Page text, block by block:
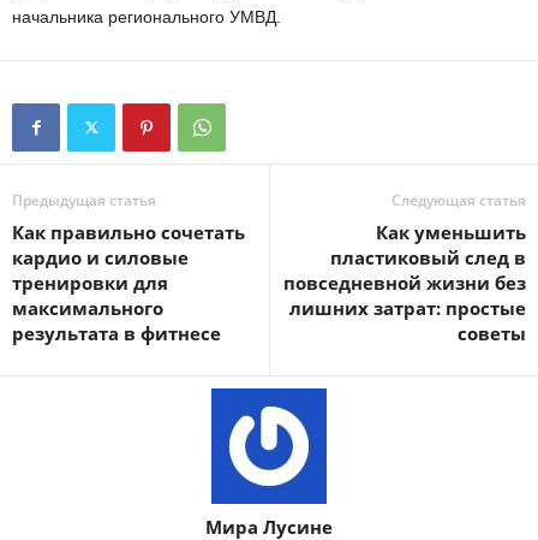
начальника регионального УМВД.
Предыдущая статья
Как правильно сочетать
кардио и силовые
тренировки для
максимального
результата в фитнесе
Следующая статья
Как уменьшить
пластиковый след в
повседневной жизни без
лишних затрат: простые
советы
Мира Лусине